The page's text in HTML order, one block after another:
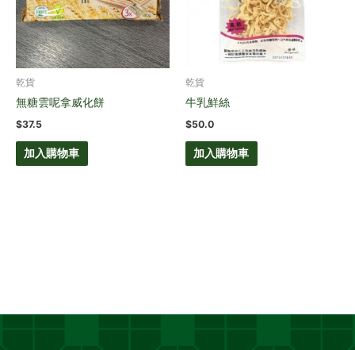
乾貨
無糖雲呢拿威化餅
$37.5
加入購物車
乾貨
牛乳鮮絲
$50.0
加入購物車